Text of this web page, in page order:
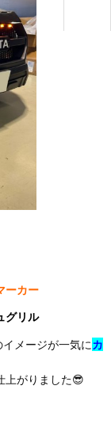
ーカー
グリル
メージが一気にカ
上がりました😎